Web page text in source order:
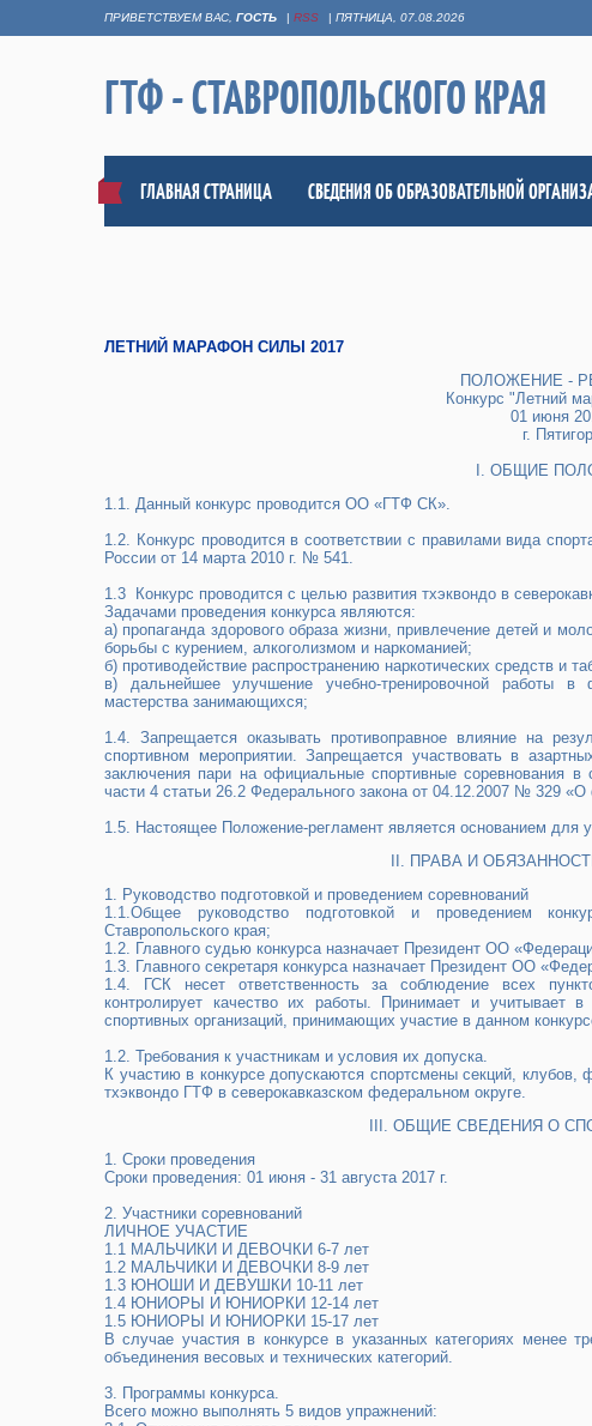
ПРИВЕТСТВУЕМ ВАС ГОСТЬ | RSS | ПЯТНИЦА, 07.08.2026
ГТФ - СТАВРОПОЛЬСКОГО КРАЯ
ГЛАВНАЯ СТРАНИЦА СВЕДЕНИЯ ОБ ОБРАЗОВАТЕЛЬНОЙ
ЛЕТНИЙ МАРАФОН СИЛЫ 2017
ПОЛОЖЕНИЕ -
Конкурс "Летний
01 июня
г.
I. ОБЩИЕ
1.1. Данный конкурс проводится ОО «ГТФ СК».
1.2​. Конкурс проводится в соответствии с правилами вида
России от 14 марта 2010 г. № 541.
1.3​ Конкурс проводится с целью развития тхэквондо в
Задачами проведения конкурса являются:
а) пропаганда здорового образа жизни, привлечение детей и
борьбы с курением, алкоголизмом и наркоманией;
б) противодействие распространению наркотических средств и
в) дальнейшее улучшение учебно-тренировочной работы в
мастерства занимающихся;
1.4. Запрещается оказывать противоправное влияние на
спортивном мероприятии. Запрещается участвовать в
заключения пари на официальные спортивные соревнования в
части 4 статьи 26.2 Федерального закона от 04.12.2007 № 329
1.5. Настоящее Положение-регламент является основанием для
II. ПРАВА И
1. Руководство подготовкой и проведением соревнований
1.1.Общее руководство подготовкой и проведением
Ставропольского края;
1.2. Главного судью конкурса назначает Президент ОО
1.3. Главного секретаря конкурса назначает Президент ОО
1.4. ГСК несет ответственность за соблюдение всех
контролирует качество их работы. Принимает и учитывает
спортивных организаций, принимающих участие в данном
1.2.​ Требования к участникам и условия их допуска.
К участию в конкурсе допускаются спортсмены секций,
тхэквондо ГТФ в северокавказском федеральном округе.
III. ОБЩИЕ СВЕДЕНИЯ О
1.​ Сроки проведения
Сроки проведения: 01 июня - 31 августа 2017 г.
2. Участники соревнований
ЛИЧНОЕ УЧАСТИЕ
1.1 МАЛЬЧИКИ И ДЕВОЧКИ 6-7 лет
1.2 МАЛЬЧИКИ И ДЕВОЧКИ 8-9 лет
1.3 ЮНОШИ И ДЕВУШКИ 10-11 лет
1.4 ЮНИОРЫ И ЮНИОРКИ 12-14 лет
1.5 ЮНИОРЫ И ЮНИОРКИ 15-17 лет
В случае участия в конкурсе в указанных категориях менее
объединения весовых и технических категорий.
3. Программы конкурса.
Всего можно выполнять 5 видов упражнений: